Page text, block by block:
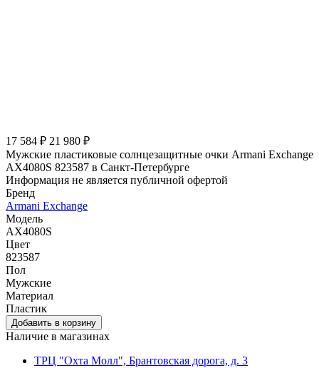
17 584 ₽ 21 980 ₽
Мужские пластиковые солнцезащитные очки Armani Exchange
AX4080S 823587 в Санкт-Петербурге
Информация не является публичной офертой
Бренд
Armani Exchange
Модель
AX4080S
Цвет
823587
Пол
Мужские
Материал
Пластик
Наличие в магазинах
ТРЦ "Охта Молл", Брантовская дорога, д. 3